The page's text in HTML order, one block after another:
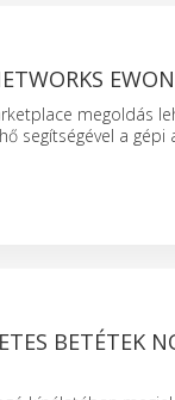
EWON
megoldás
segítségével a
BETÉTEK